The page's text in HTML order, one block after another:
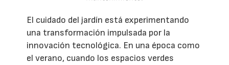
El cuidado del jardín está experimentando
una transformación impulsada por la
innovación tecnológica. En una época como
el verano, cuando los espacios verdes